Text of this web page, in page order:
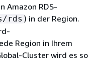
Amazon RDS-
rds ) in der Region.
Region in Ihrem
Cluster wird es so